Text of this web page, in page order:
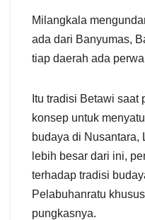
Milangkala
ada dari Banyumas,
tiap daerah ada
Itu tradisi Betawi saat
konsep untuk
budaya di Nusantara,
lebih besar dari ini,
terhadap tradisi
Pelabuhanratu
pungkasnya.